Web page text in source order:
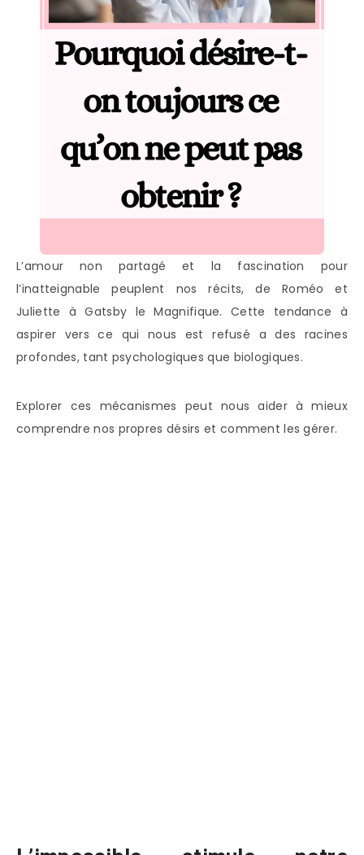
L’amour non partagé et la fascination pour
l’inatteignable peuplent nos récits, de Roméo et
Juliette à Gatsby le Magnifique. Cette tendance à
aspirer vers ce qui nous est refusé a des racines
profondes, tant psychologiques que biologiques.
Explorer ces mécanismes peut nous aider à mieux
comprendre nos propres désirs et comment les gérer.